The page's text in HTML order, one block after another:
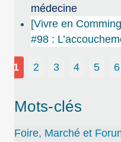
médecine
[Vivre en
#98 :
1 2 3 4 5 6
Mots-clés
Foire, Marché et